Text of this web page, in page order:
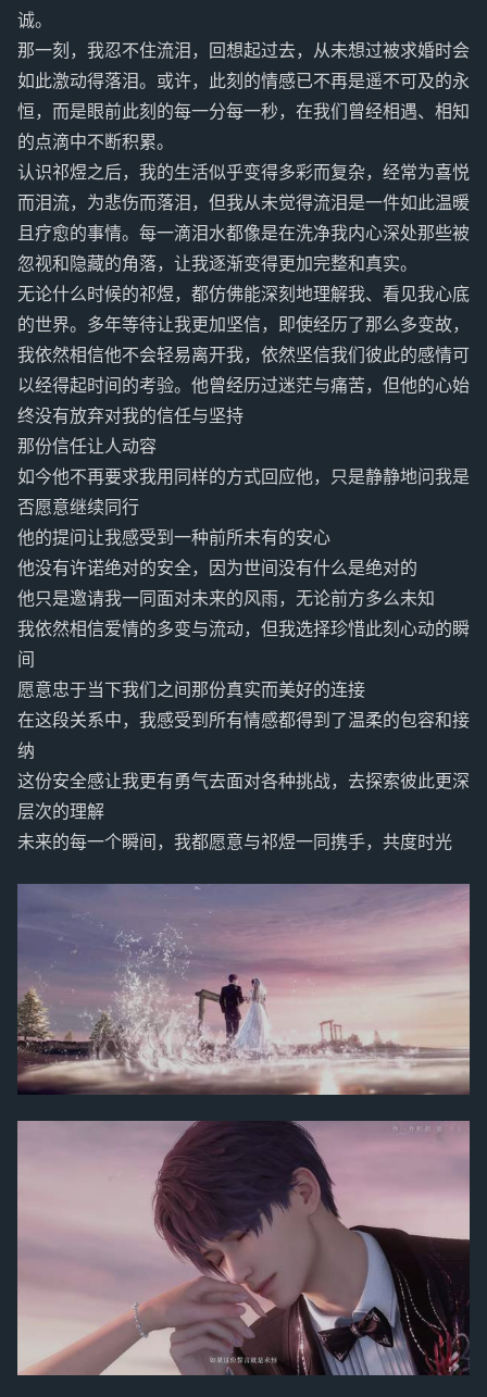
诚。
那一刻，我忍不住流泪，回想起过去，从未想过被求婚时会
如此激动得落泪。或许，此刻的情感已不再是遥不可及的永
恒，而是眼前此刻的每一分每一秒，在我们曾经相遇、相知
的点滴中不断积累。
认识祁煜之后，我的生活似乎变得多彩而复杂，经常为喜悦
而泪流，为悲伤而落泪，但我从未觉得流泪是一件如此温暖
且疗愈的事情。每一滴泪水都像是在洗净我内心深处那些被
忽视和隐藏的角落，让我逐渐变得更加完整和真实。
无论什么时候的祁煜，都仿佛能深刻地理解我、看见我心底
的世界。多年等待让我更加坚信，即使经历了那么多变故，
我依然相信他不会轻易离开我，依然坚信我们彼此的感情可
以经得起时间的考验。他曾经历过迷茫与痛苦，但他的心始
终没有放弃对我的信任与坚持
那份信任让人动容
如今他不再要求我用同样的方式回应他，只是静静地问我是
否愿意继续同行
他的提问让我感受到一种前所未有的安心
他没有许诺绝对的安全，因为世间没有什么是绝对的
他只是邀请我一同面对未来的风雨，无论前方多么未知
我依然相信爱情的多变与流动，但我选择珍惜此刻心动的瞬
间
愿意忠于当下我们之间那份真实而美好的连接
在这段关系中，我感受到所有情感都得到了温柔的包容和接
纳
这份安全感让我更有勇气去面对各种挑战，去探索彼此更深
层次的理解
未来的每一个瞬间，我都愿意与祁煜一同携手，共度时光